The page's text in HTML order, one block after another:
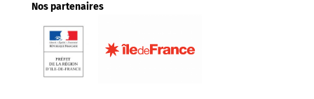
Nos partenaires